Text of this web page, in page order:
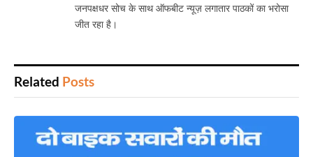
जनपक्षधर सोच के साथ ऑफबीट न्यूज़ लगातार पाठकों का भरोसा
जीत रहा है।
Related Posts